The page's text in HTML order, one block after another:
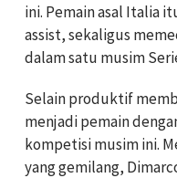
ini. Pemain asal Italia
assist, sekaligus
dalam satu musim
Selain produktif
menjadi pemain
kompetisi musim ini.
yang gemilang,